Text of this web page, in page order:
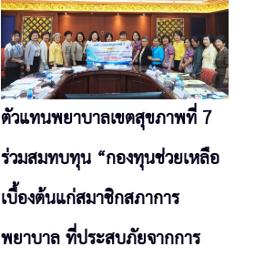
ตัวแทนพยาบาลเขตสุขภาพที่ 7
ร่วมสมทบทุน “กองทุนช่วยเหลือ
เบื้องต้นแก่สมาชิกสภาการ
พยาบาล ที่ประสบภัยจากการ